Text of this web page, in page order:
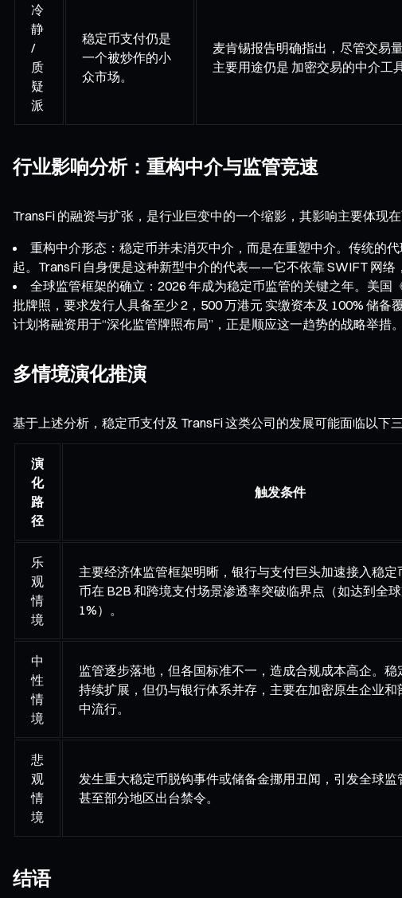
冷
静
/
质
疑
派
稳定币支付仍是
一个被炒作的小
众市场。
麦肯锡报告明确指出，尽管交易
主要用途仍是 加密交易的中介工
行业影响分析：重构中介与监管竞速
TransFi 的融资与扩张，是行业巨变中的一个缩影，其影响主要体现在
重构中介形态：稳定币并未消灭中介，而是在重塑中介。传统的
起。TransFi 自身便是这种新型中介的代表——它不依靠 SWIFT 网络
全球监管框架的确立：2026 年成为稳定币监管的关键之年。美
批牌照，要求发行人具备至少 2，500 万港元 实缴资本及 100% 储
计划将融资用于“深化监管牌照布局”，正是顺应这一趋势的战略举措。
多情境演化推演
基于上述分析，稳定币支付及 TransFi 这类公司的发展可能面临以下
演
化
路
径
触发条件
乐
观
情
境
主要经济体监管框架明晰，银行与支付巨头加速接入稳定
币在 B2B 和跨境支付场景渗透率突破临界点（如达到全
1%）。
中
性
情
境
监管逐步落地，但各国标准不一，造成合规成本高企。稳
持续扩展，但仍与银行体系并存，主要在加密原生企业和
中流行。
悲
观
情
境
发生重大稳定币脱钩事件或储备金挪用丑闻，引发全球监
甚至部分地区出台禁令。
结语